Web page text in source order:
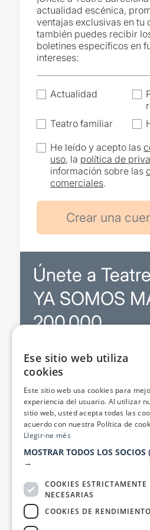
actualidad escénica,
ventajas exclusivas en tu
también puedes recibir
boletines específicos en
intereses:
Actualidad
Teatro familiar
He leído y acepto las
uso, la política de
información sobre las
comerciales.
Únete a
YA SOMOS
200.000
Promociones
Sorteos exclusivos
Boletines de
Valora espectáculos
Canal oficial de
segura
Ese sitio web utiliza
cookies
Este sitio web usa cookies para
experiencia del usuario. Al utilizar
sitio web, usted acepta todas las
acuerdo con nuestra Política de
Llegir-ne més
MOSTRAR TODOS LOS SOCIOS
→
COOKIES ESTRICTAMENTE
NECESARIAS
COOKIES DE RENDIMIENTO